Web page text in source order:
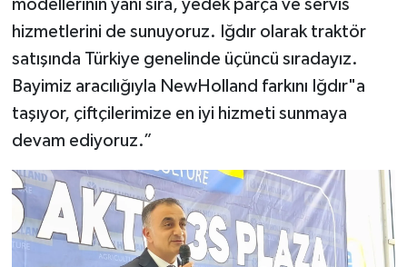
modellerinin yanı sıra, yedek parça ve servis
hizmetlerini de sunuyoruz. Iğdır olarak traktör
satışında Türkiye genelinde üçüncü sıradayız.
Bayimiz aracılığıyla NewHolland farkını Iğdır"a
taşıyor, çiftçilerimize en iyi hizmeti sunmaya
devam ediyoruz.”